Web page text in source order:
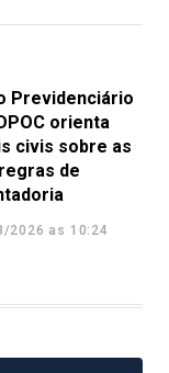
Previdenciário
orienta
civis sobre as
de
2026 as 10:24